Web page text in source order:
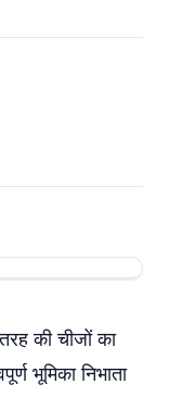
की चीजों का
भूमिका निभाता